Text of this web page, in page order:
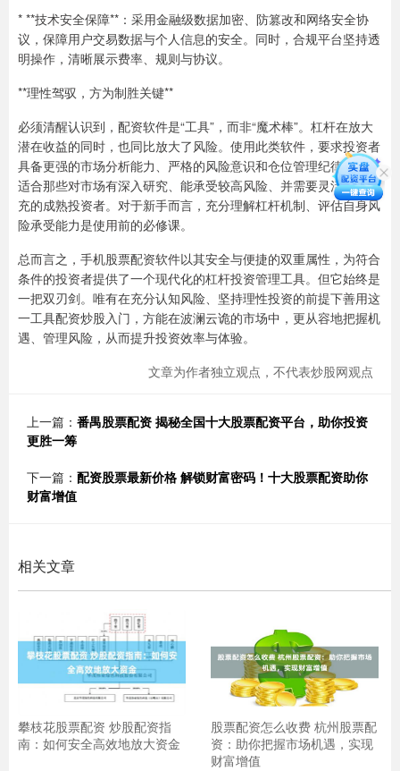
* **技术安全保障**：采用金融级数据加密、防篡改和网络安全协
议，保障用户交易数据与个人信息的安全。同时，合规平台坚持透
明操作，清晰展示费率、规则与协议。
**理性驾驭，方为制胜关键**
必须清醒认识到，配资软件是“工具”，而非“魔术棒”。杠杆在放大
潜在收益的同时，也同比放大了风险。使用此类软件，要求投资者
具备更强的市场分析能力、严格的风险意识和仓位管理纪律。它更
适合那些对市场有深入研究、能承受较高风险、并需要灵活资金补
充的成熟投资者。对于新手而言，充分理解杠杆机制、评估自身风
险承受能力是使用前的必修课。
总而言之，手机股票配资软件以其安全与便捷的双重属性，为符合
条件的投资者提供了一个现代化的杠杆投资管理工具。但它始终是
一把双刃剑。唯有在充分认知风险、坚持理性投资的前提下善用这
一工具配资炒股入门，方能在波澜云诡的市场中，更从容地把握机
遇、管理风险，从而提升投资效率与体验。
文章为作者独立观点，不代表炒股网观点
上一篇： 番禺股票配资 揭秘全国十大股票配资平台，助你投资
更胜一筹
下一篇： 配资股票最新价格 解锁财富密码！十大股票配资助你
财富增值
相关文章
攀枝花股票配资 炒股配资指
南：如何安全高效地放大资金
股票配资怎么收费 杭州股票配
资：助你把握市场机遇，实现
财富增值